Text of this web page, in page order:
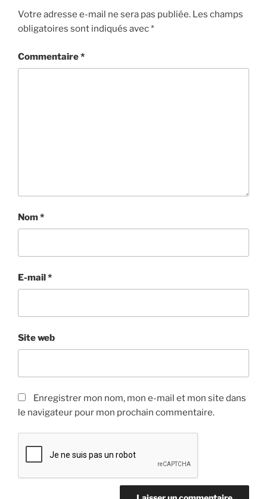
Votre adresse e-mail ne sera pas publiée. Les champs
obligatoires sont indiqués avec*
Commentaire*
Nom*
E-mail*
Site web
Enregistrer mon nom, mon e-mail et mon site dans
le navigateur pour mon prochain commentaire.